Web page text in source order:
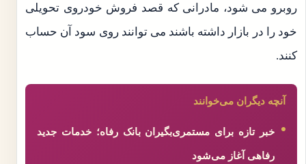
روبرو می شود، مادرانی که قصد فروش خودروی تحویلی
خود را در بازار داشته باشند می توانند روی سود آن حساب
کنند.
آنچه دیگران می‌خوانند
خبر تازه برای مستمری‌بگیران بانک رفاه؛ خدمات جدید
رفاهی آغاز می‌شود